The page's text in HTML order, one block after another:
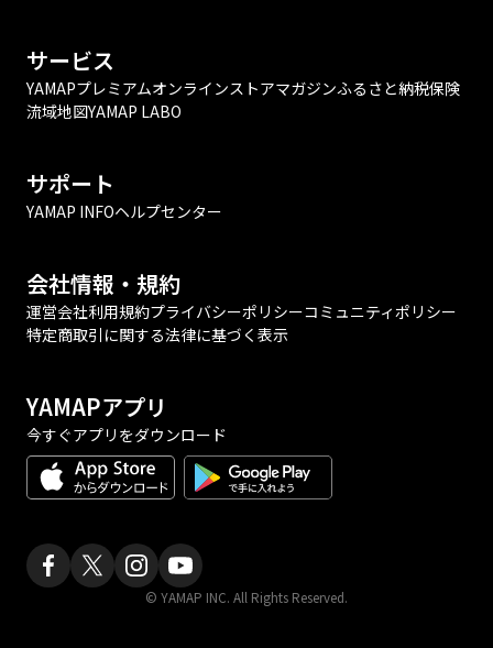
サービス
YAMAPプレミアムオンラインストアマガジンふるさと納税保険
流域地図YAMAP LABO
サポート
YAMAP INFOヘルプセンター
会社情報・規約
運営会社利用規約プライバシーポリシーコミュニティポリシー
特定商取引に関する法律に基づく表示
YAMAPアプリ
今すぐアプリをダウンロード
© YAMAP INC. All Rights Reserved.